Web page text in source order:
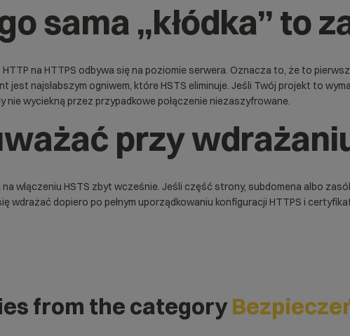
sama „kłódka” to
HTTP na HTTPS odbywa się na poziomie serwera. Oznacza to, że to
jest najsłabszym ogniwem, które HSTS eliminuje. Jeśli Twój projekt to
nie wyciekną przez przypadkowe połączenie niezaszyfrowane.
przy
włączeniu HSTS zbyt wcześnie. Jeśli część strony, subdomena albo
wdrażać dopiero po pełnym uporządkowaniu konfiguracji HTTPS i
from the category